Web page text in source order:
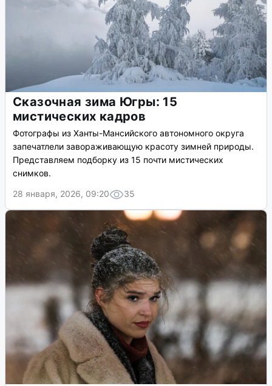
Сказочная зима Югры: 15
мистических кадров
Фотографы из Ханты-Мансийского автономного округа
запечатлели завораживающую красоту зимней природы.
Представляем подборку из 15 почти мистических
снимков.
28 января, 2026, 09:20
35